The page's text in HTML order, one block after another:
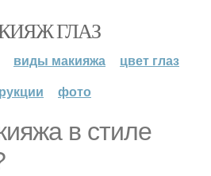
ГЛАЗ
виды макияжа
цвет глаз
фото
в стиле